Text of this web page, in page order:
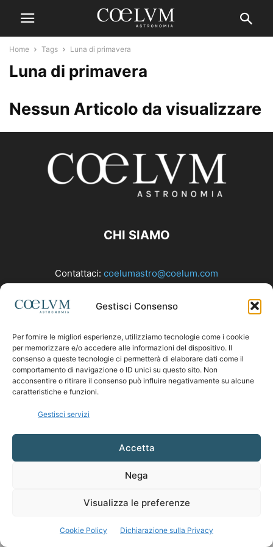
Gestisci Consenso
Per fornire le migliori esperienze, utilizziamo tecnologie come i cookie
per memorizzare e/o accedere alle informazioni del dispositivo. Il
consenso a queste tecnologie ci permetterà di elaborare dati come il
comportamento di navigazione o ID unici su questo sito. Non
acconsentire o ritirare il consenso può influire negativamente su alcune
caratteristiche e funzioni.
Gestisci servizi
Accetta
Nega
Visualizza le preferenze
Cookie Policy Dichiarazione sulla Privacy
Home Tags Luna di primavera
Luna di primavera
Nessun Articolo da visualizzare
CHI SIAMO
Contattaci: coelumastro@coelum.com
SEGUICI